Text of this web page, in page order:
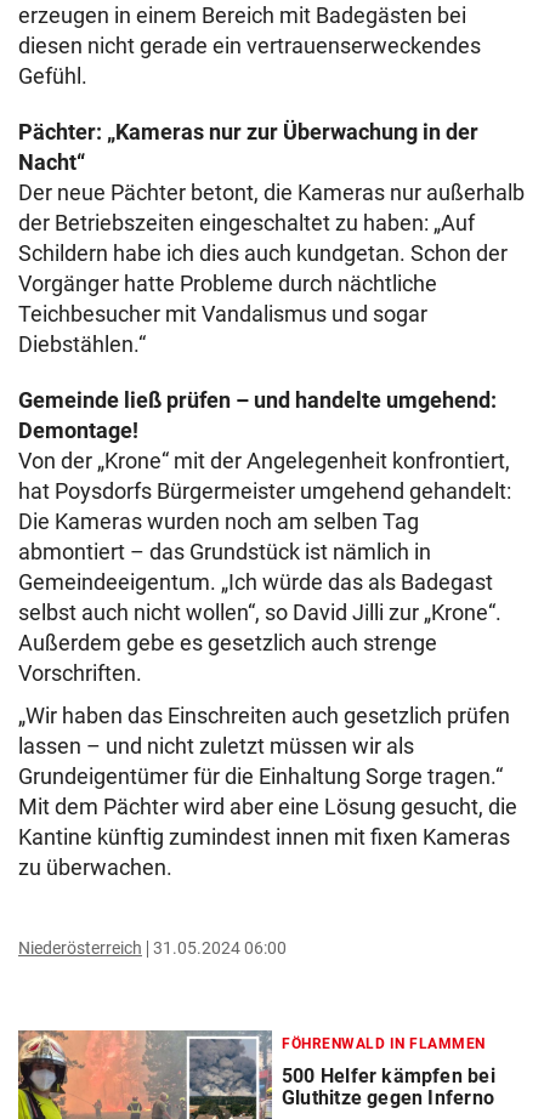
erzeugen in einem Bereich mit Badegästen bei
diesen nicht gerade ein vertrauenserweckendes
Gefühl.
Pächter: „Kameras nur zur Überwachung in der
Nacht“
Der neue Pächter betont, die Kameras nur außerhalb
der Betriebszeiten eingeschaltet zu haben: „Auf
Schildern habe ich dies auch kundgetan. Schon der
Vorgänger hatte Probleme durch nächtliche
Teichbesucher mit Vandalismus und sogar
Diebstählen.“
Gemeinde ließ prüfen – und handelte umgehend:
Demontage!
Von der „Krone“ mit der Angelegenheit konfrontiert,
hat Poysdorfs Bürgermeister umgehend gehandelt:
Die Kameras wurden noch am selben Tag
abmontiert – das Grundstück ist nämlich in
Gemeindeeigentum. „Ich würde das als Badegast
selbst auch nicht wollen“, so David Jilli zur „Krone“.
Außerdem gebe es gesetzlich auch strenge
Vorschriften.
„Wir haben das Einschreiten auch gesetzlich prüfen
lassen – und nicht zuletzt müssen wir als
Grundeigentümer für die Einhaltung Sorge tragen.“
Mit dem Pächter wird aber eine Lösung gesucht, die
Kantine künftig zumindest innen mit fixen Kameras
zu überwachen.
Niederösterreich 31.05.2024 06:00
FÖHRENWALD IN FLAMMEN
500 Helfer kämpfen bei
Gluthitze gegen Inferno